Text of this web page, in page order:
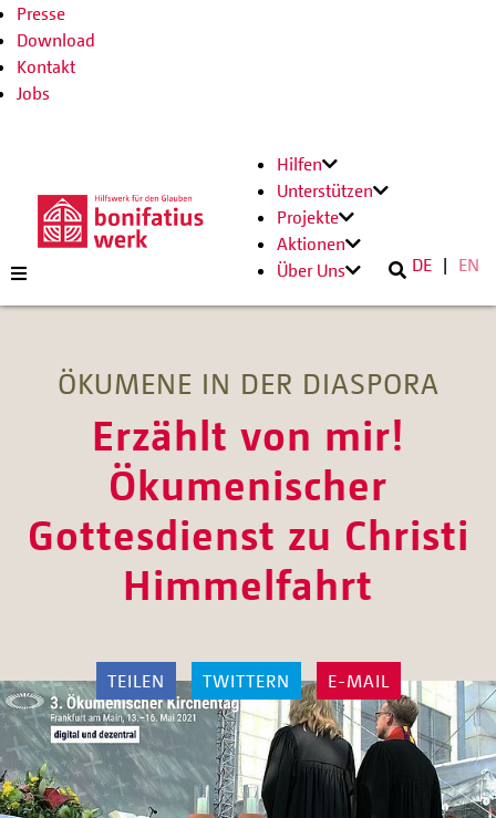
Presse
Download
Kontakt
Jobs
Hilfen
Unterstützen
Projekte
Aktionen
Über Uns
DE EN
ÖKUMENE IN DER DIASPORA
Erzählt von mir!
Ökumenischer
Gottesdienst zu Christi
Himmelfahrt
TEILEN TWITTERN E-MAIL